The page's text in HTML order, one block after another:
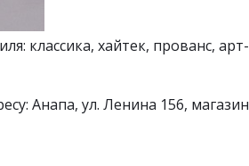
классика, хайтек, прованс, арт-
Анапа, ул. Ленина 156, магазин